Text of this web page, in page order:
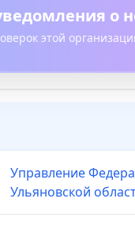
о
этой
Управление
Ульяновской